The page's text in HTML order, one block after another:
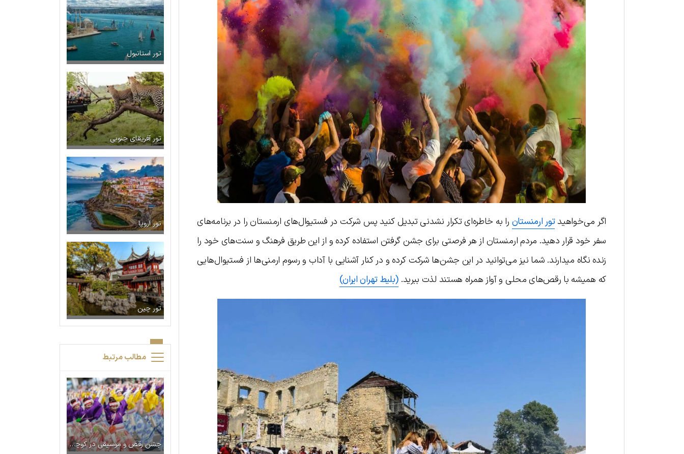
اگر می‌خواهیدتور ارمنستان را به خاطره‌ای تکرار نشدنی تبدیل کنید پس شرکت در فستیوال‌های ارمنستان را در برنامه‌های
سفر خود قرار دهید. مردم ارمنستان از هر فرصتی برای جشن گرفتن استفاده کرده و از این طریق فرهنگ و سنت‌های خود را
زنده نگاه می‎دارند. شما نیز می‌توانید در این جشن‌ها شرکت کرده و در کنار آشنایی با آداب و رسوم ارمنی‌ها از فستیوال‌هایی
که همیشه با رقص‌های محلی و آواز همراه هستند لذت ببرید. (بلیط تهران ایران)
تور استانبول
تور آفریقای جنوبی
تور اروپا
تور چین
مطالب مرتبط
جشن رقص و موسیقی در کوچی – یوساکوی ماتسوری (Yosakoi Matsuri)